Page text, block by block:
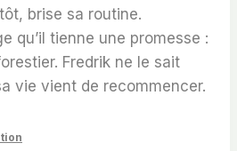
brise sa routine.
qu’il tienne une promesse :
Fredrik ne le sait
vie vient de recommencer.